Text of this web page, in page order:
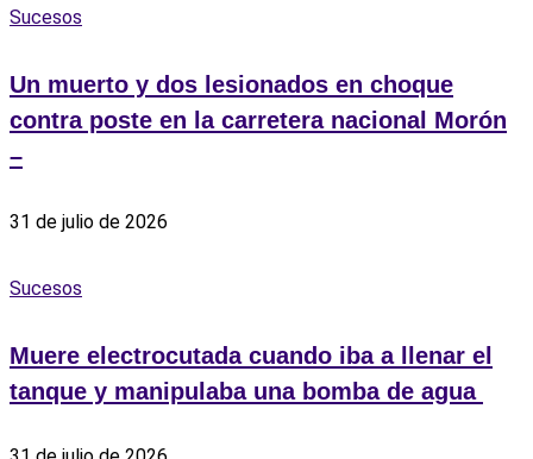
Sucesos
Un muerto y dos lesionados en choque
contra poste en la carretera nacional Morón
–
31 de julio de 2026
Sucesos
Muere electrocutada cuando iba a llenar el
tanque y manipulaba una bomba de agua ‎